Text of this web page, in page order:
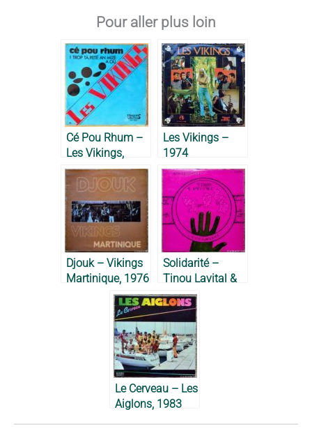
Pour aller plus loin
Cé Pou Rhum –
Les Vikings,
1972
Les Vikings –
1974
Djouk – Vikings
Martinique, 1976
Solidarité –
Tinou Lavital &
Les Pyromanes,
1980
Le Cerveau – Les
Aiglons, 1983